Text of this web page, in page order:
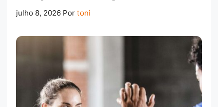
julho 8, 2026 Por toni